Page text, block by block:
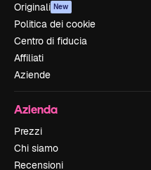
Originali New
Politica dei cookie
Centro di fiducia
Affiliati
Aziende
Azienda
Prezzi
Chi siamo
Recensioni